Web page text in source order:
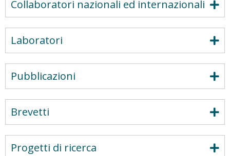
Collaboratori nazionali ed internazionali
Laboratori
Pubblicazioni
Brevetti
Progetti di ricerca